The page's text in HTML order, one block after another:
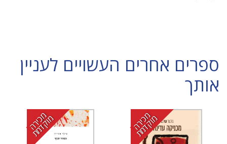
ספרים אחרים העשויים לעניין
אותך
מ
כ
י
ר
ה
מ
ו
ק
ד
מ
ת מ
כ
י
ר
ה
מ
ו
ק
ד
מ
ת